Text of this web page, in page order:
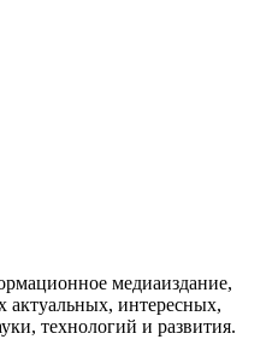
медиаиздание,
актуальных, интересных,
технологий и развития.